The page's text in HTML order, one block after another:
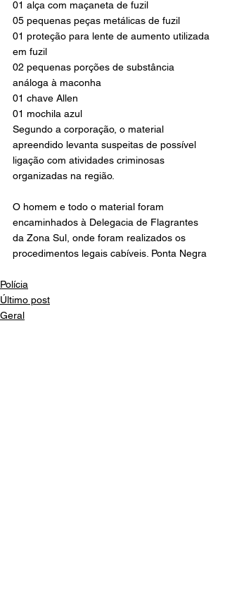
01 alça com maçaneta de fuzil
05 pequenas peças metálicas de fuzil
01 proteção para lente de aumento utilizada
em fuzil
02 pequenas porções de substância
análoga à maconha
01 chave Allen
01 mochila azul
Segundo a corporação, o material
apreendido levanta suspeitas de possível
ligação com atividades criminosas
organizadas na região.
O homem e todo o material foram
encaminhados à Delegacia de Flagrantes
da Zona Sul, onde foram realizados os
procedimentos legais cabíveis. Ponta Negra
Polícia
Último post
Geral